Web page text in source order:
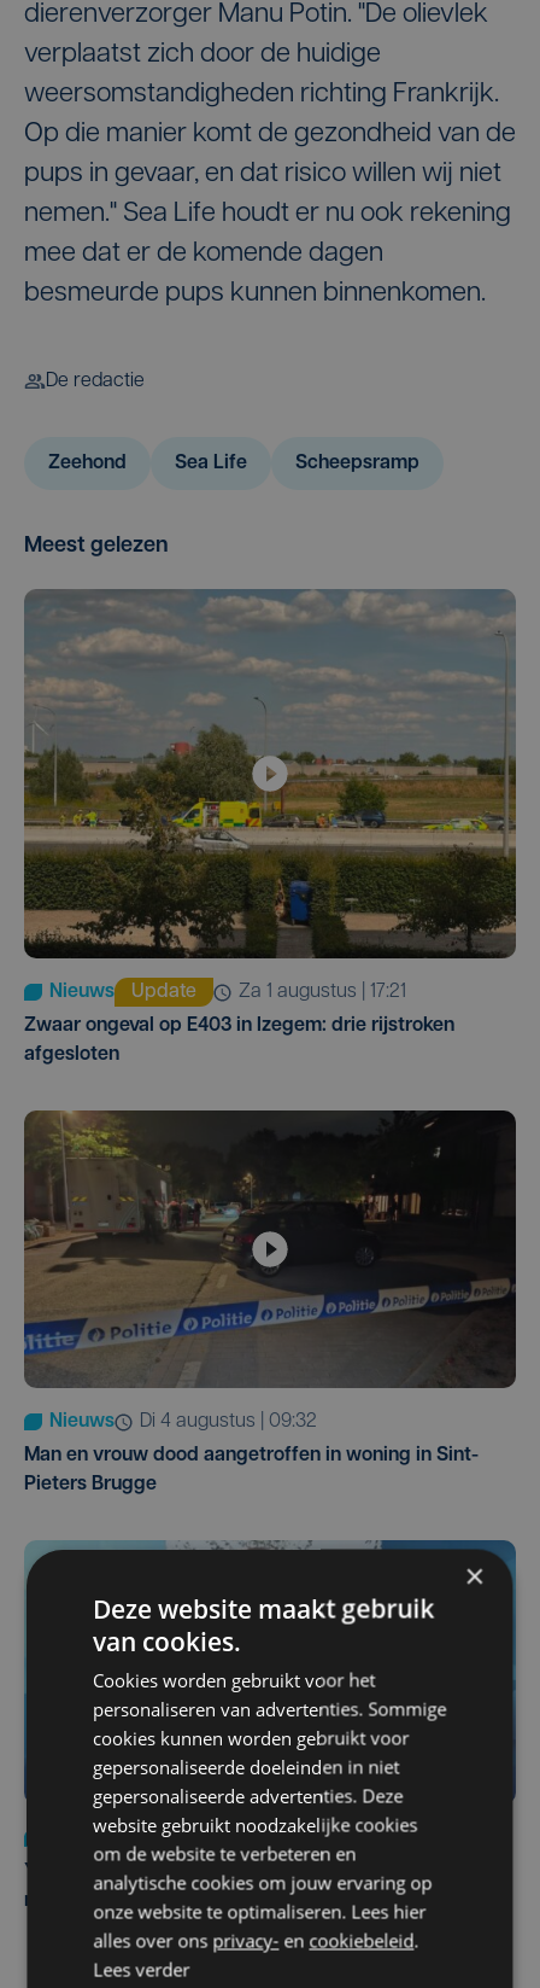
dierenverzorger Manu Potin. "De olievlek
verplaatst zich door de huidige
weersomstandigheden richting Frankrijk.
Op die manier komt de gezondheid van de
pups in gevaar, en dat risico willen wij niet
nemen." Sea Life houdt er nu ook rekening
mee dat er de komende dagen
besmeurde pups kunnen binnenkomen.
De redactie
Zeehond Sea Life Scheepsramp
Meest gelezen
Nieuws Update
za 1 augustus | 17:21
Zwaar ongeval op E403 in Izegem: drie rijstroken
afgesloten
Nieuws
di 4 augustus | 09:32
Man en vrouw dood aangetroffen in woning in Sint-
Pieters Brugge
Nieuws
do 6 augustus | 21:30
Yaro (19), slachtoffer van vechtpartij, is na
maandenlange coma overleden
×
Deze website maakt gebruik
van cookies.
Cookies worden gebruikt voor het
personaliseren van advertenties. Sommige
cookies kunnen worden gebruikt voor
gepersonaliseerde doeleinden in niet
gepersonaliseerde advertenties. Deze
website gebruikt noodzakelijke cookies
om de website te verbeteren en
analytische cookies om jouw ervaring op
onze website te optimaliseren. Lees hier
alles over ons privacy- en cookiebeleid.
Lees verder